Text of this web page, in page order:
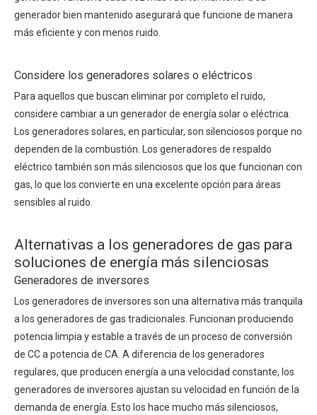
generador bien mantenido asegurará que funcione de manera
más eficiente y con menos ruido.
Considere los generadores solares o eléctricos
Para aquellos que buscan eliminar por completo el ruido,
considere cambiar a un generador de energía solar o eléctrica.
Los generadores solares, en particular, son silenciosos porque no
dependen de la combustión. Los generadores de respaldo
eléctrico también son más silenciosos que los que funcionan con
gas, lo que los convierte en una excelente opción para áreas
sensibles al ruido.
Alternativas a los generadores de gas para
soluciones de energía más silenciosas
Generadores de inversores
Los generadores de inversores son una alternativa más tranquila
a los generadores de gas tradicionales. Funcionan produciendo
potencia limpia y estable a través de un proceso de conversión
de CC a potencia de CA. A diferencia de los generadores
regulares, que producen energía a una velocidad constante, los
generadores de inversores ajustan su velocidad en función de la
demanda de energía. Esto los hace mucho más silenciosos,